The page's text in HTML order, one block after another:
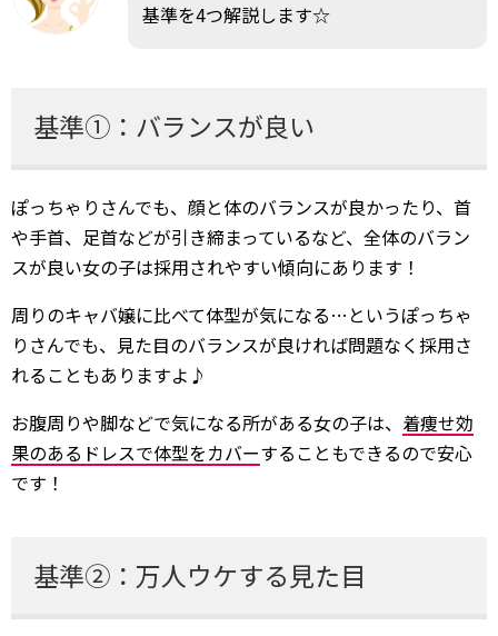
基準を4つ解説します☆
基準①：バランスが良い
ぽっちゃりさんでも、顔と体のバランスが良かったり、首
や手首、足首などが引き締まっているなど、全体のバラン
スが良い女の子は採用されやすい傾向にあります！
周りのキャバ嬢に比べて体型が気になる…というぽっちゃ
りさんでも、見た目のバランスが良ければ問題なく採用さ
れることもありますよ♪
お腹周りや脚などで気になる所がある女の子は、 着痩せ効
果のあるドレスで体型をカバーすることもできるので安心
です！
基準②：万人ウケする見た目